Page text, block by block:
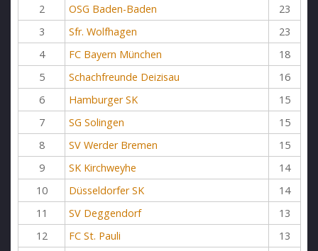
2
OSG Baden-Baden
23
3
Sfr. Wolfhagen
23
4
FC Bayern München
18
5
Schachfreunde Deizisau
16
6
Hamburger SK
15
7
SG Solingen
15
8
SV Werder Bremen
15
9
SK Kirchweyhe
14
10
Düsseldorfer SK
14
11
SV Deggendorf
13
12
FC St. Pauli
13